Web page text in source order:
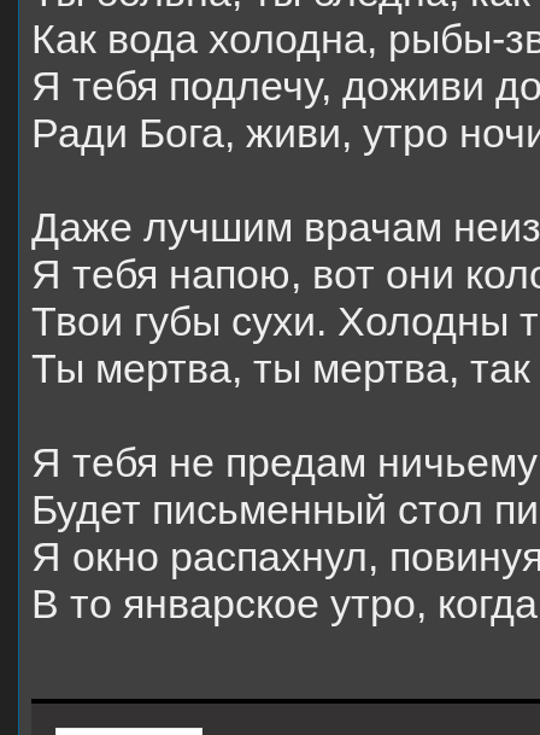
Как вода холодна, рыбы-
Я тебя подлечу, доживи
Ради Бога, живи, утро
Даже лучшим врачам
Я тебя напою, вот они
Твои губы сухи. Холодны
Ты мертва, ты мертва,
Я тебя не предам
Будет письменный стол
Я окно распахнул,
В то январское утро,